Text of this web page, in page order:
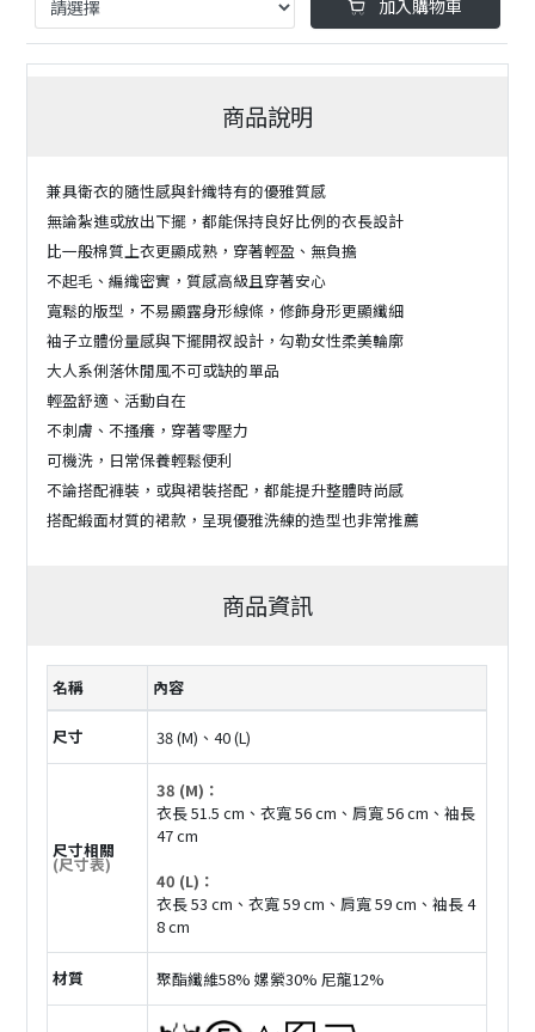
加入購物車
商品說明
兼具衛衣的隨性感與針織特有的優雅質感
無論紮進或放出下擺，都能保持良好比例的衣長設計
比一般棉質上衣更顯成熟，穿著輕盈、無負擔
不起毛、編織密實，質感高級且穿著安心
寬鬆的版型，不易顯露身形線條，修飾身形更顯纖細
袖子立體份量感與下擺開衩設計，勾勒女性柔美輪廓
大人系俐落休閒風不可或缺的單品
輕盈舒適、活動自在
不刺膚、不搔癢，穿著零壓力
可機洗，日常保養輕鬆便利
不論搭配褲裝，或與裙裝搭配，都能提升整體時尚感
搭配緞面材質的裙款，呈現優雅洗練的造型也非常推薦
商品資訊
名稱 內容
尺寸 38 (M)、40 (L)
尺寸相關
(尺寸表)
38 (M)：
衣長 51.5 cm、衣寬 56 cm、肩寬 56 cm、袖長
47 cm
40 (L)：
衣長 53 cm、衣寬 59 cm、肩寬 59 cm、袖長 4
8 cm
材質 聚酯纖維58% 嫘縈30% 尼龍12%